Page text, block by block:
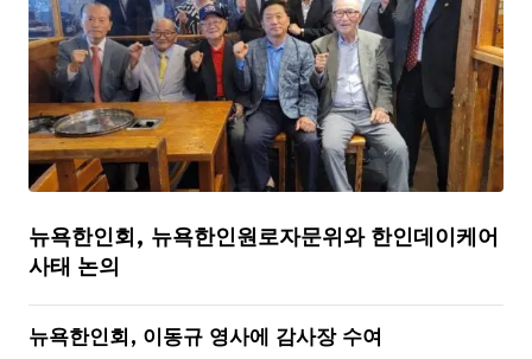
뉴욕한인회, 뉴욕한인원로자문위와 한인데이케어
사태 논의
뉴욕한인회, 이동규 영사에 감사장 수여